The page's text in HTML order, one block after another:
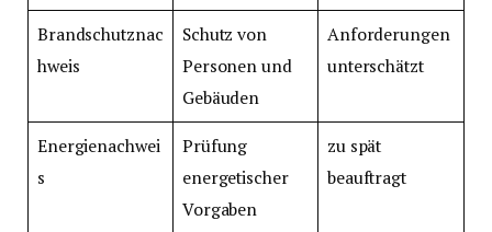
Brandschutznac
hweis
Schutz von
Personen und
Gebäuden
Anforderungen
unterschätzt
Energienachwei
s
Prüfung
energetischer
Vorgaben
zu spät
beauftragt